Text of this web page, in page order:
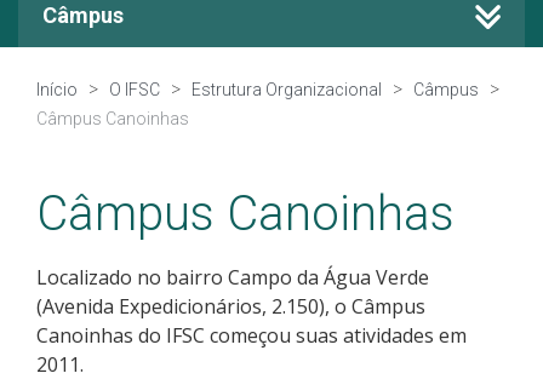
Câmpus
Início O IFSC Estrutura Organizacional
Câmpus
Câmpus Canoinhas
Câmpus Canoinhas
Localizado no bairro Campo da Água Verde
(Avenida Expedicionários, 2.150), o Câmpus
Canoinhas do IFSC começou suas atividades em
2011.